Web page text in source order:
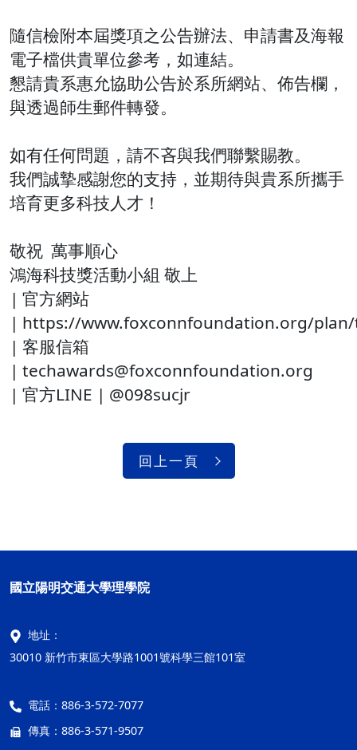
隨信檢附本屆獎項之公告辦法、申請書及海報
電子檔供貴單位參考，如連結。
懇請貴系惠允協助公告於系所網站、佈告欄，
與透過師生郵件轉發。
如有任何問題，請不吝與我們聯繫賜教。
我們誠摯感謝您的支持，並期待與貴系所攜手
培育更多科技人才！
敬祝 萬事順心
鴻海科技獎活動小組 敬上
| 官方網站
| https://www.foxconnfoundation.org/
| 客服信箱
| techawards@foxconnfoundation.org
| 官方LINE | @098sucjr
回上一頁
國立陽明交通大學理學院
地址：
30010 新竹市東區大學路1001號科學三館101室
電話： 886-3-572-7077
傳真： 886-3-571-9507